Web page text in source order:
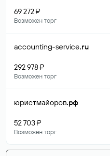
69 272 ₽
Возможен торг
accounting-service.ru
292 978 ₽
Возможен торг
юристмайоров.рф
52 703 ₽
Возможен торг